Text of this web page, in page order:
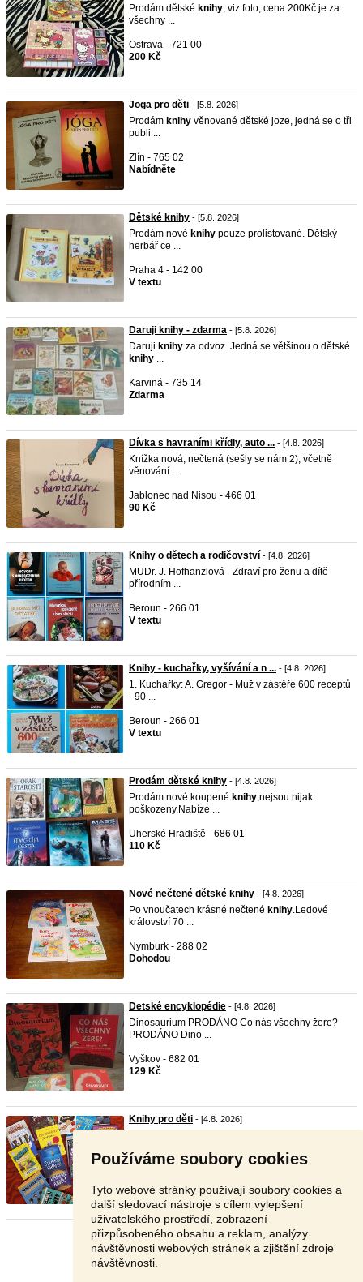
Používáme soubory cookies
Tyto webové stránky používají soubory cookies a
další sledovací nástroje s cílem vylepšení
uživatelského prostředí, zobrazení
přizpůsobeného obsahu a reklam, analýzy
návštěvnosti webových stránek a zjištění zdroje
návštěvnosti.
Prodám dětské knihy, viz foto, cena 200Kč je za
všechny ...
Ostrava - 721 00
200 Kč
Joga pro děti - [5.8. 2026]
Prodám knihy věnované dětské joze, jedná se o tři
publi ...
Zlín - 765 02
Nabídněte
Dětské knihy - [5.8. 2026]
Prodám nové knihy pouze prolistované. Dětský
herbář ce ...
Praha 4 - 142 00
V textu
Daruji knihy - zdarma - [5.8. 2026]
Daruji knihy za odvoz. Jedná se většinou o dětské
knihy ...
Karviná - 735 14
Zdarma
Dívka s havraními křídly, auto ... - [4.8. 2026]
Knížka nová, nečtená (sešly se nám 2), včetně
věnování ...
Jablonec nad Nisou - 466 01
90 Kč
Knihy o dětech a rodičovství - [4.8. 2026]
MUDr. J. Hofhanzlová - Zdraví pro ženu a dítě
přírodním ...
Beroun - 266 01
V textu
Knihy - kuchařky, vyšívání a n ... - [4.8. 2026]
1. Kuchařky: A. Gregor - Muž v zástěře 600 receptů
- 90 ...
Beroun - 266 01
V textu
Prodám dětské knihy - [4.8. 2026]
Prodám nové koupené knihy,nejsou nijak
poškozeny.Nabíze ...
Uherské Hradiště - 686 01
110 Kč
Nové nečtené dětské knihy - [4.8. 2026]
Po vnoučatech krásné nečtené knihy.Ledové
království 70 ...
Nymburk - 288 02
Dohodou
Detské encyklopédie - [4.8. 2026]
Dinosaurium PRODÁNO Co nás všechny žere?
PRODÁNO Dino ...
Vyškov - 682 01
129 Kč
Knihy pro děti - [4.8. 2026]
120 Kč
Stránka: 1 2 3 Další